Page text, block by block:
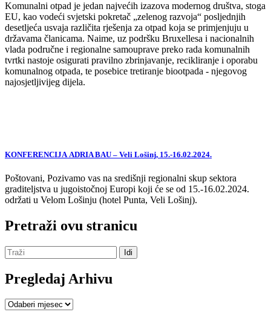
Komunalni otpad je jedan najvećih izazova modernog društva, stoga
EU, kao vodeći svjetski pokretač „zelenog razvoja“ posljednjih
desetljeća usvaja različita rješenja za otpad koja se primjenjuju u
državama članicama. Naime, uz podršku Bruxellesa i nacionalnih
vlada područne i regionalne samouprave preko rada komunalnih
tvrtki nastoje osigurati pravilno zbrinjavanje, recikliranje i oporabu
komunalnog otpada, te posebice tretiranje biootpada - njegovog
najosjetljivijeg dijela.
KONFERENCIJA ADRIA BAU – Veli Lošinj, 15.-16.02.2024.
Poštovani, Pozivamo vas na središnji regionalni skup sektora
graditeljstva u jugoistočnoj Europi koji će se od 15.-16.02.2024.
održati u Velom Lošinju (hotel Punta, Veli Lošinj).
Pretraži ovu stranicu
Pregledaj Arhivu
Pregledaj